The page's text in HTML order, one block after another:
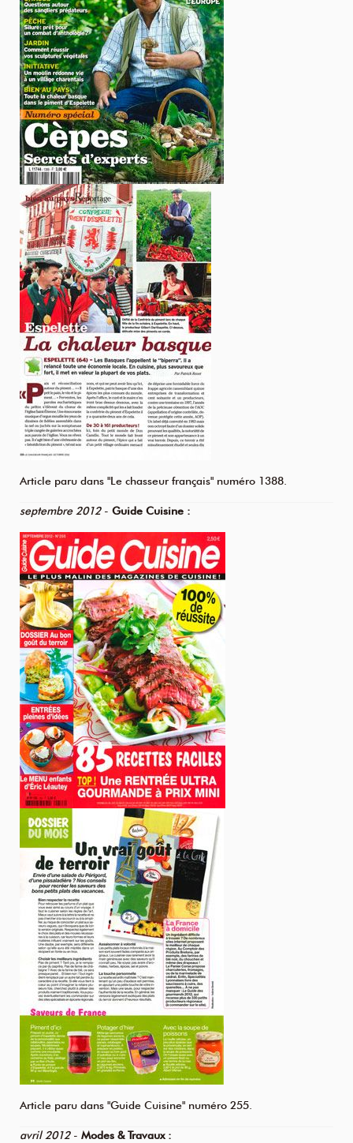
Article paru dans "Le chasseur français" numéro 1388.
septembre 2012- Guide Cuisine :
Article paru dans "Guide Cuisine" numéro 255.
avril 2012- Modes & Travaux :